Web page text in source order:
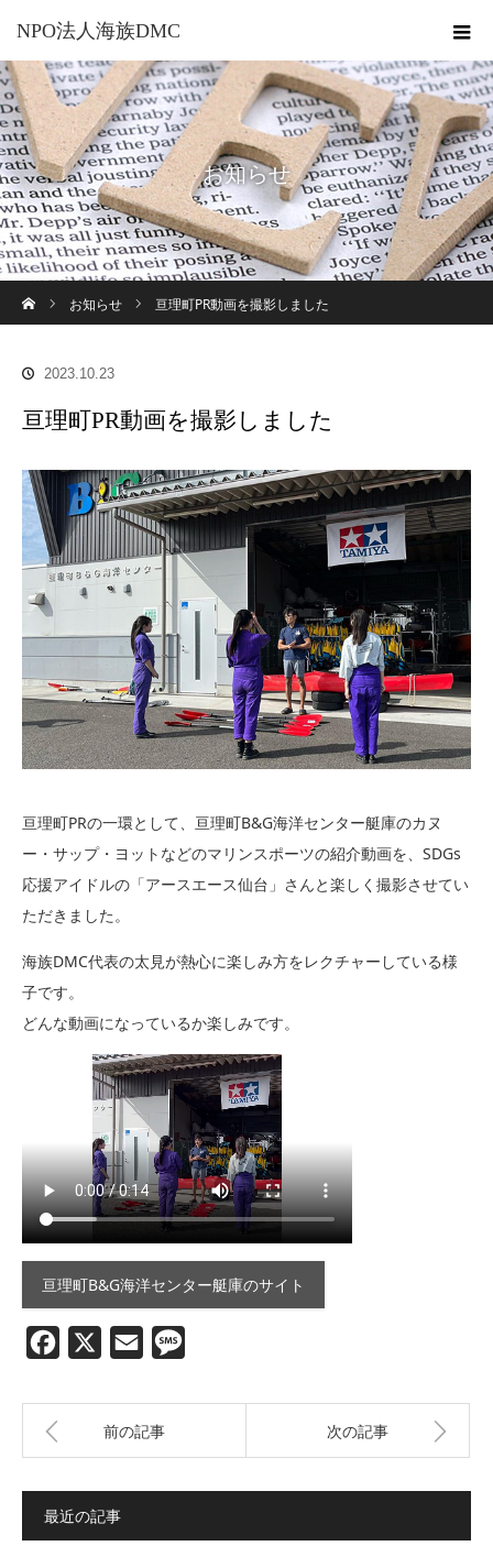
NPO法人海族DMC
お知らせ
お知らせ
亘理町PR動画を撮影しました
2023.10.23
亘理町PR動画を撮影しました
亘理町PRの一環として、亘理町B&G海洋センター艇庫のカヌ
ー・サップ・ヨットなどのマリンスポーツの紹介動画を、SDGs
応援アイドルの「アースエース仙台」さんと楽しく撮影させてい
ただきました。
海族DMC代表の太見が熱心に楽しみ方をレクチャーしている様
子です。
どんな動画になっているか楽しみです。
亘理町B&G海洋センター艇庫のサイト
Facebook Email
前の記事 次の記事
最近の記事